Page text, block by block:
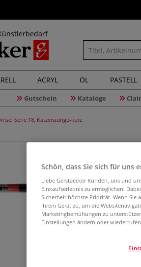
ACRYL ÖL PASTELL
Gutschein Kataloge
Serie 18, Katzenzunge-kurz
Schön, dass Sie sich für uns
Liebe Gerstaecker Kunden, uns und
Einkaufserlebnis zu ermöglichen.
Sicherheit höchste Priorität. Wenn Sie
Ihrem Gerät zu, um die
Marketingbemühungen zu
Einstellungen ändern oder